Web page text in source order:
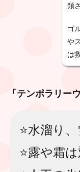
類
ゴ
や
は
「テンポラリー
⭐️水溜り
⭐️露や霜